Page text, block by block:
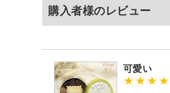
購入者様のレビュー
可愛い